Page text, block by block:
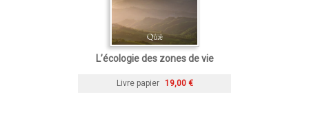
L’écologie des zones de vie
Livre papier 19,00 €